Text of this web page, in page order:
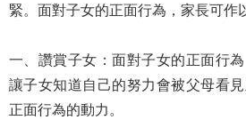
緊。面對子女的正面行為，家長可作
一、讚賞子女：面對子女的正面行
讓子女知道自己的努力會被父母看
正面行為的動力。